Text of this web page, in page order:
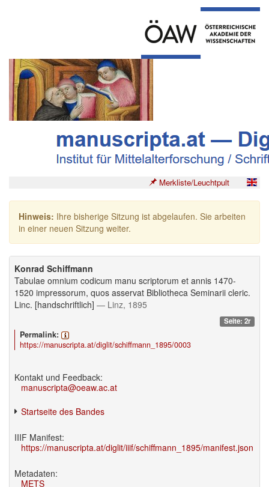
Merkliste/Leuchtpult
Hinweis: Ihre bisherige Sitzung ist abgelaufen. Sie arbeiten
in einer neuen Sitzung weiter.
Konrad Schiffmann
Tabulae omnium codicum manu scriptorum et annis 1470-
1520 impressorum, quos asservat Bibliotheca Seminarii cleric.
Linc. [handschriftlich] — Linz, 1895
Seite: 2r
Permalink:
https://manuscripta.at/diglit/schiffmann_1895/0003
Kontakt und Feedback:
manuscripta@oeaw.ac.at
Startseite des Bandes
IIIF Manifest:
https://manuscripta.at/diglit/iiif/schiffmann_1895/manifest.json
Metadaten:
METS